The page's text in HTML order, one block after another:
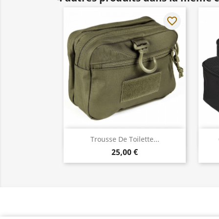
Trousse De Toilette...
25,00 €
Aperçu rapide
favorite_border